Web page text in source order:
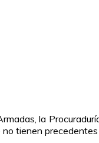
la
tienen